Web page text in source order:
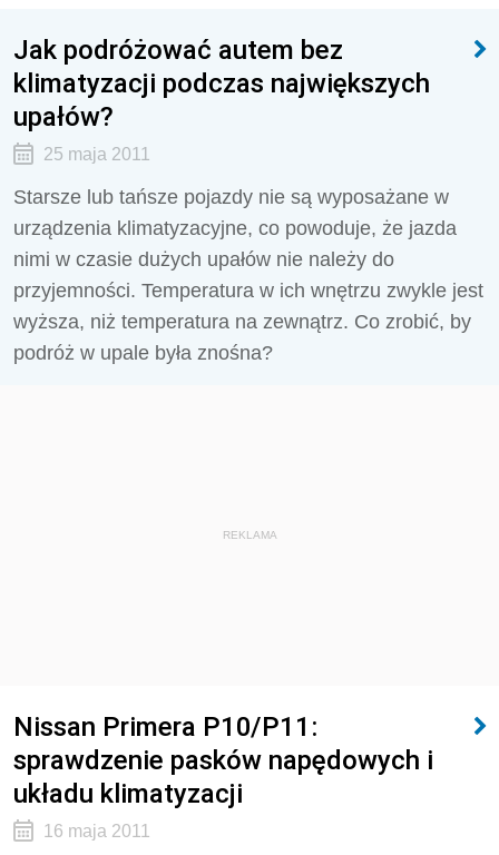
Jak podróżować autem bez
klimatyzacji podczas największych
upałów?
25 maja 2011
Starsze lub tańsze pojazdy nie są wyposażane w
urządzenia klimatyzacyjne, co powoduje, że jazda
nimi w czasie dużych upałów nie należy do
przyjemności. Temperatura w ich wnętrzu zwykle jest
wyższa, niż temperatura na zewnątrz. Co zrobić, by
podróż w upale była znośna?
REKLAMA
Nissan Primera P10/P11:
sprawdzenie pasków napędowych i
układu klimatyzacji
16 maja 2011